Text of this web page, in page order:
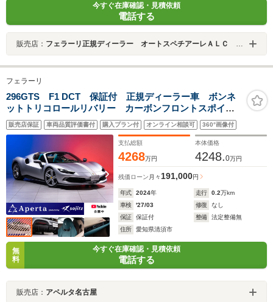
今すぐ在庫確認・見積依頼
電話する
販売店： フェラーリ正規ディーラー オートスペチアーレＡＬＣ ＭＯＴＯＲＳ ＧＲＯＵＰ
フェラーリ
296GTS F1 DCT 保証付 正規ディーラー車 ボンネ
ットトリコロールリバリー カーボンフロントスポイラ
ー/リアディフューザー/アウターシルカバーetc ドリー
ムラインスペック2 フロントリフター ベンチレーショ
販売店保証 車両品質評価書付 購入プラン付 オンライン相談可 360°画像付
支払総額
4268万円
本体価格
4248.0万円
残価ローン 月々 191,000円
年式 2024年 走行 0.2万km
車検
'27/03 修復
なし
保証
保証付 整備
法定整備無
住所
愛知県清須市
無
料
今すぐ在庫確認・見積依頼
電話する
販売店： アペルタ名古屋